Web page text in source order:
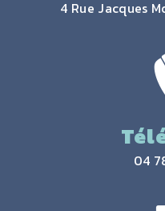
4 Rue Jacques
04